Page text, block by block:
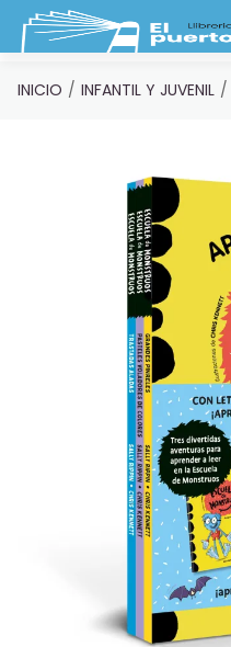
Saltar al contenido principal
INICIO INFANTIL Y JUVENIL